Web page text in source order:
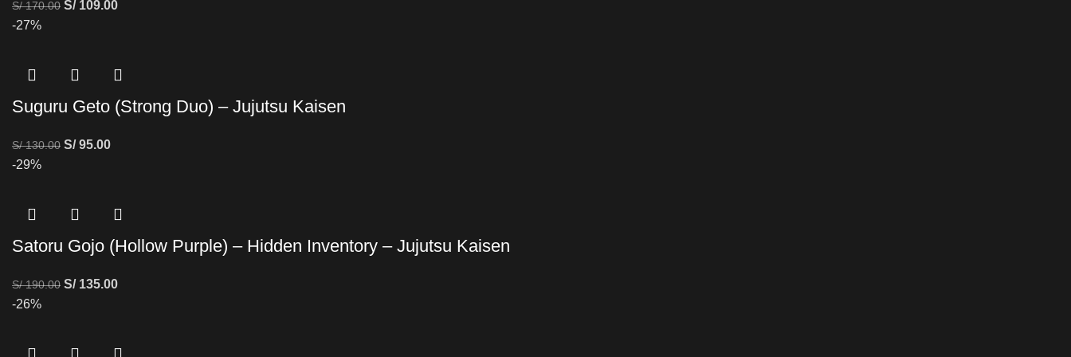
S/170.00 S/109.00
-27%
Suguru Geto (Strong Duo) – Jujutsu Kaisen
S/130.00 S/95.00
-29%
Satoru Gojo (Hollow Purple) – Hidden Inventory – Jujutsu Kaisen
S/190.00 S/135.00
-26%